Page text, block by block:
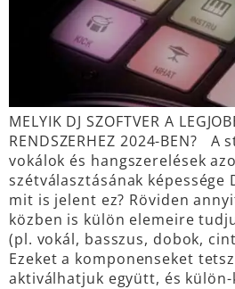
MELYIK DJ SZOFTVER A
RENDSZERHEZ 2024-BEN? A
vokálok és hangszerelések
szétválasztásának képessége
mit is jelent ez? Röviden
közben is külön elemeire
(pl. vokál, basszus, dobok,
Ezeket a komponenseket
aktiválhatjuk együtt, és